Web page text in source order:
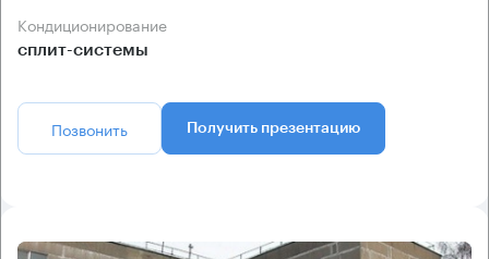
Кондиционирование
сплит-системы
Позвонить Получить презентацию